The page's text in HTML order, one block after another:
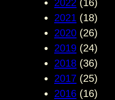
2022 (16)
2021 (18)
2020 (26)
2019 (24)
2018 (36)
2017 (25)
2016 (16)